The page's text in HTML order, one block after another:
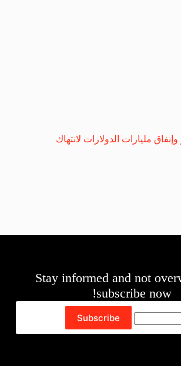
وإنفاق مليارات الدولارات لانتهاك
Stay informed and not
subscribe now!
Subscribe